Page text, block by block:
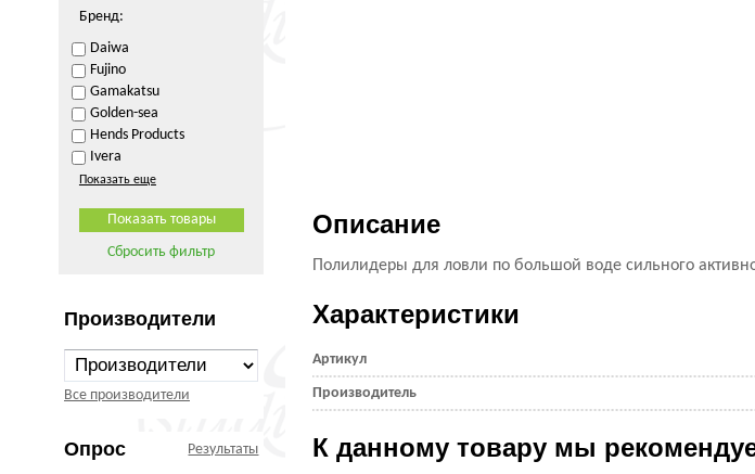
Бренд:
Daiwa
Fujino
Gamakatsu
Golden-sea
Hends Products
Ivera
Показать еще
Сбросить фильтр
Производители
Все производители
Опрос Результаты
Описание
Полилидеры для ловли по большой воде сильного
Характеристики
Артикул
Производитель
К данному товару мы